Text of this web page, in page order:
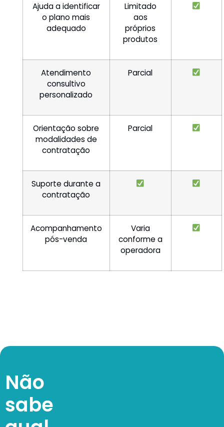
Ajuda a identificar
o plano mais
adequado
Limitado
aos
próprios
produtos
Atendimento
consultivo
personalizado
Parcial
Orientação sobre
modalidades de
contratação
Parcial
Suporte durante a
contratação
Acompanhamento
pós-venda
Varia
conforme a
operadora
Não
sabe